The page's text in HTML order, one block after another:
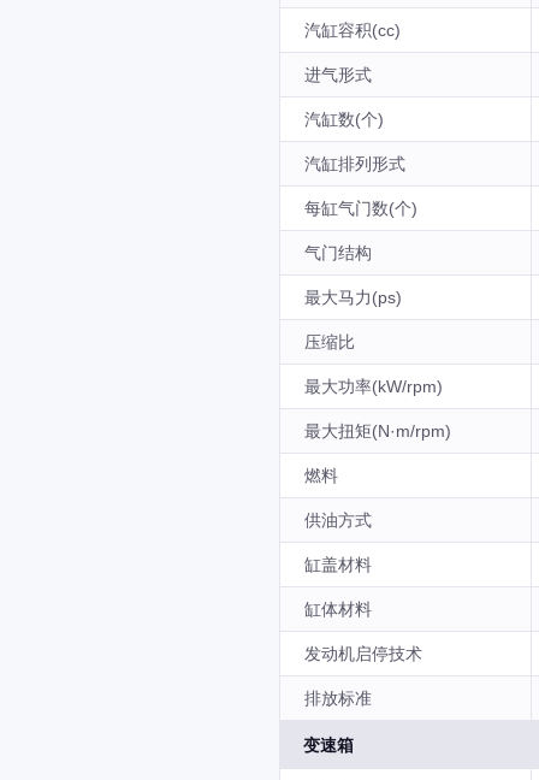
汽缸容积(cc)
进气形式
汽缸数(个)
汽缸排列形式
每缸气门数(个)
气门结构
最大马力(ps)
压缩比
最大功率(kW/rpm)
最大扭矩(N·m/rpm)
燃料
供油方式
缸盖材料
缸体材料
发动机启停技术
排放标准
变速箱